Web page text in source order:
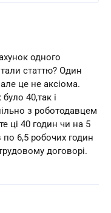
одного
статтю? Один
це не аксіома.
40,так і
з роботодавцем
ці 40 годин чи на 5
по 6,5 робочих годин
договорі.